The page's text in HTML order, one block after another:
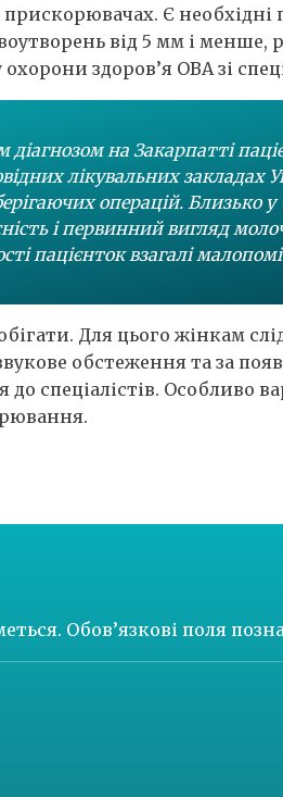
Є
від 5 мм і менше,
здоров’я ОВА зі
на Закарпатті
лікувальних закладах
операцій. Близько
і первинний вигляд
пацієнток взагалі
Для цього жінкам
обстеження та за
спеціалістів. Особливо
Обов’язкові поля